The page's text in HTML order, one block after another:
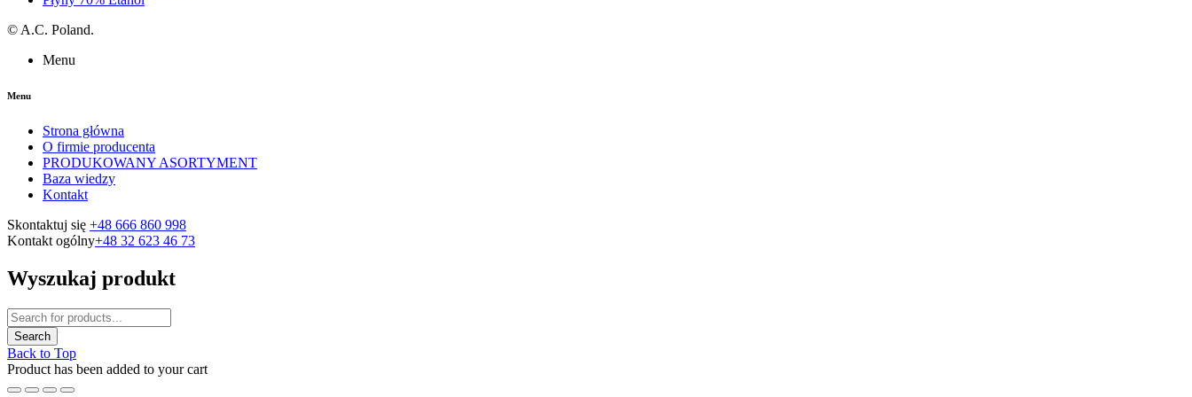
© A.C. Poland.
Menu
Menu
Strona główna
O firmie producenta
PRODUKOWANY ASORTYMENT
Baza wiedzy
Kontakt
Skontaktuj się +48 666 860 998
Kontakt ogólny+48 32 623 46 73
Wyszukaj produkt
Back to Top
Product has been added to your cart